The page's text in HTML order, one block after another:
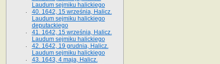
Laudum sejmiku halickiego
40. 1642, 15 września, Halicz.
Laudum sejmiku halickiego
deputackiego
41. 1642, 15 września, Halicz.
Laudum sejmiku halickiego
42. 1642, 19 grudnia, Halicz.
Laudum sejmiku halickiego
43. 1643, 4 maja, Halicz.